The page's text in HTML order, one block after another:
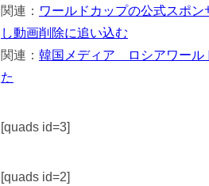
関連： ワールドカップの公式スポ
し動画削除に追い込む
関連： 韓国メディア ロシアワール
た
[quads id=3]
[quads id=2]